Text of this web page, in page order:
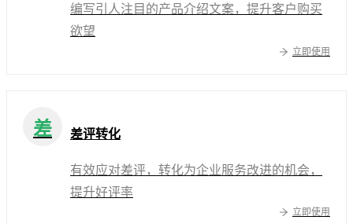
编写引人注目的产品介绍文案，提升客户购买
欲望
立即使用
差 差评转化
有效应对差评，转化为企业服务改进的机会，
提升好评率
立即使用